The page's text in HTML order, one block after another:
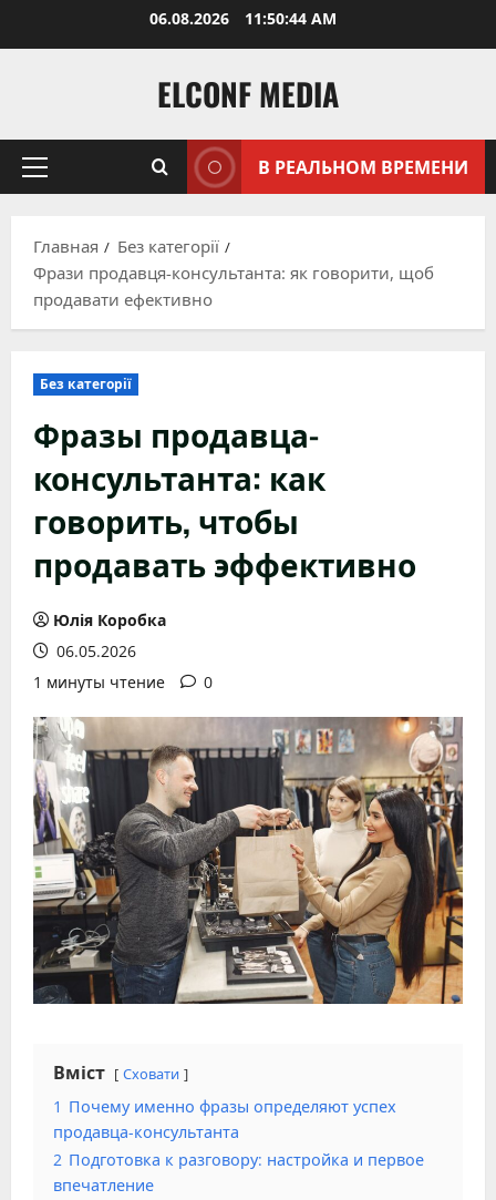
06.08.2026 11:50:45 AM
ELCONF MEDIA
Основное
В РЕАЛЬНОМ ВРЕМЕНИ
Главная
Без категорії
Фрази продавця-консультанта: як говорити, щоб
продавати ефективно
Без категорії
Фразы продавца-
консультанта: как
говорить, чтобы
продавать эффективно
Юлія Коробка
06.05.2026
1 минуты чтение
0
Вміст Сховати
1 Почему именно фразы определяют успех
продавца-консультанта
2 Подготовка к разговору: настройка и первое
впечатление